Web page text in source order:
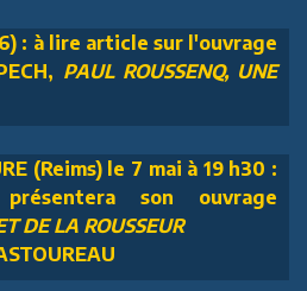
: à lire article sur l'ouvrage
PAUL ROUSSENQ, UNE
(Reims) le 7 mai à 19 h30 :
présentera son ouvrage
DE LA ROUSSEUR